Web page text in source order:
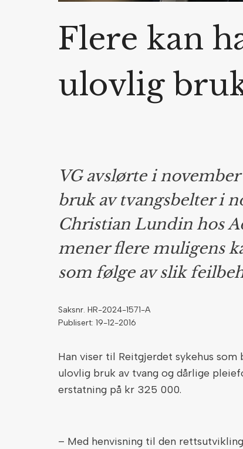
Flere kan
ulovlig
VG avslørte i
bruk av tvangsbelter i
Christian Lundin hos
mener flere muligens
som følge av slik
Saksnr. HR-2024-1571-A
Publisert: 19-12-2016
Han viser til Reitgjerdet sykehus
ulovlig bruk av tvang og dårlige
erstatning på kr 325 000.
– Med henvisning til den